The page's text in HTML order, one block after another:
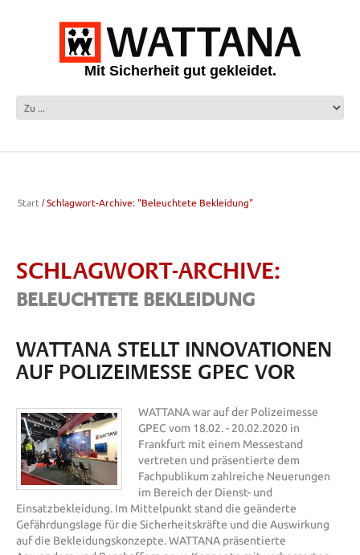
Mit Sicherheit gut gekleidet.
Start Schlagwort-Archive: "Beleuchtete Bekleidung"
SCHLAGWORT-ARCHIVE:
BELEUCHTETE BEKLEIDUNG
WATTANA STELLT INNOVATIONEN
AUF POLIZEIMESSE GPEC VOR
WATTANA war auf der Polizeimesse
GPEC vom 18.02. - 20.02.2020 in
Frankfurt mit einem Messestand
vertreten und präsentierte dem
Fachpublikum zahlreiche Neuerungen
im Bereich der Dienst- und
Einsatzbekleidung. Im Mittelpunkt stand die geänderte
Gefährdungslage für die Sicherheitskräfte und die Auswirkung
auf die Bekleidungskonzepte. WATTANA präsentierte